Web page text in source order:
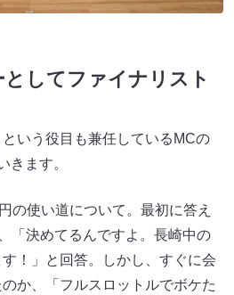
してファイナリスト
いう役目も兼任しているMCの
きます。
の使い道について。最初に答え
「決めてるんですよ。長崎中の
！」と回答。しかし、すぐに会
か、「フルスロットルでボケた